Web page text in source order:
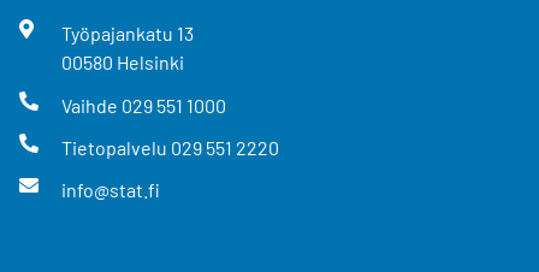
Työpajankatu 13
00580 Helsinki
Vaihde 029 551 1000
Tietopalvelu 029 551 2220
info@stat.fi